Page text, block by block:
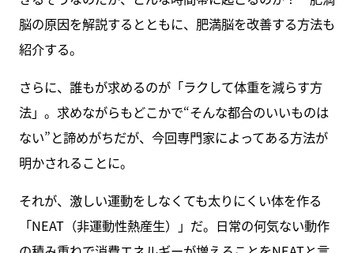
脳の原因を解説するとともに、肥満脳を改善する方法も
紹介する。
さらに、誰もが求めるのが「ラクして体重を減らす方
法」。求めながらもどこかで“そんな都合のいいものは
ない”と諦めがちだが、今回専門家によってある方法が
明かされることに。
それが、激しい運動をしなくても太りにくい体を作る
「NEAT（非運動性熱産生）」だ。日常の何気ない動作